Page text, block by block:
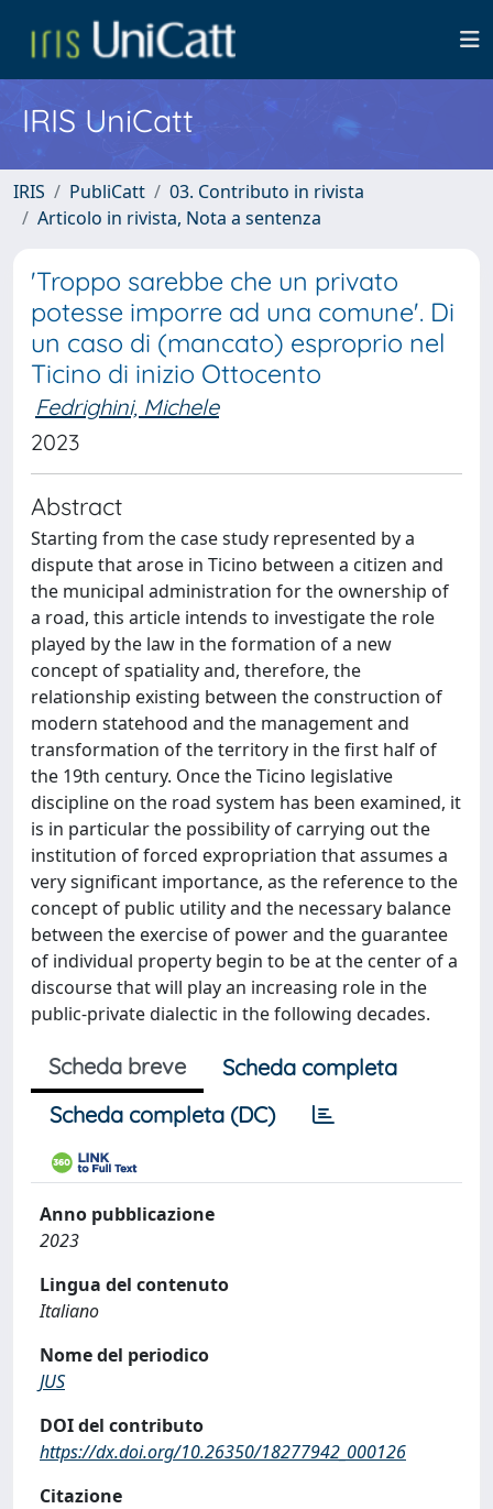
IRIS UniCatt
IRIS PubliCatt
03. Contributo in rivista
Articolo in rivista, Nota a sentenza
'Troppo sarebbe che un privato
potesse imporre ad una comune'. Di
un caso di (mancato) esproprio nel
Ticino di inizio Ottocento
Fedrighini, Michele
2023
Abstract
Starting from the case study represented by a
dispute that arose in Ticino between a citizen and
the municipal administration for the ownership of
a road, this article intends to investigate the role
played by the law in the formation of a new
concept of spatiality and, therefore, the
relationship existing between the construction of
modern statehood and the management and
transformation of the territory in the first half of
the 19th century. Once the Ticino legislative
discipline on the road system has been examined, it
is in particular the possibility of carrying out the
institution of forced expropriation that assumes a
very significant importance, as the reference to the
concept of public utility and the necessary balance
between the exercise of power and the guarantee
of individual property begin to be at the center of a
discourse that will play an increasing role in the
public-private dialectic in the following decades.
Scheda breve
Scheda completa
Scheda completa (DC)
Anno pubblicazione
2023
Lingua del contenuto
Italiano
Nome del periodico
JUS
DOI del contributo
https://dx.doi.org/10.26350/18277942_000126
Citazione